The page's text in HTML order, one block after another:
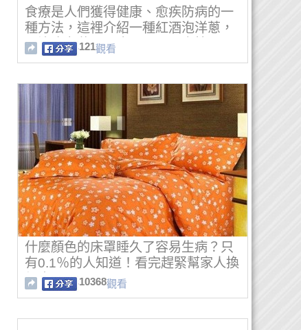
食療是人們獲得健康、愈疾防病的一
種方法，這裡介紹一種紅酒泡洋蔥，
可治療老花眼，也可明目開竅等！
121觀看
什麼顏色的床罩睡久了容易生病？只
有0.1％的人知道！看完趕緊幫家人換
個床單吧！10368觀看